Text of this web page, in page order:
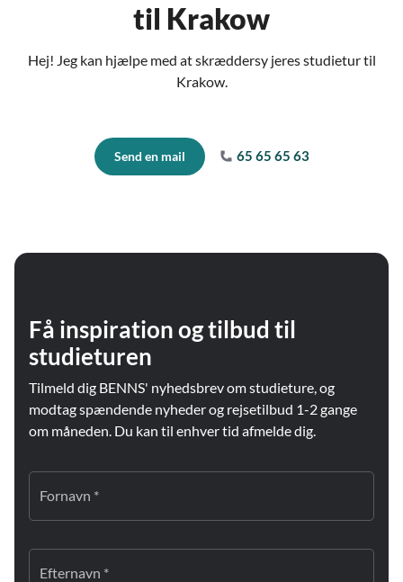
til Krakow
Hej! Jeg kan hjælpe med at skræddersy jeres studietur til
Krakow.
Send en mail 65 65 65 63
Få inspiration og tilbud til
studieturen
Tilmeld dig BENNS' nyhedsbrev om studieture, og
modtag spændende nyheder og rejsetilbud 1-2 gange
om måneden. Du kan til enhver tid afmelde dig.
Fornavn *
Efternavn *